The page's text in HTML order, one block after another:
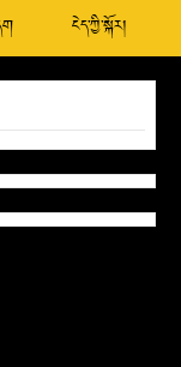
ངེད་ཀྱི་སྐོར།